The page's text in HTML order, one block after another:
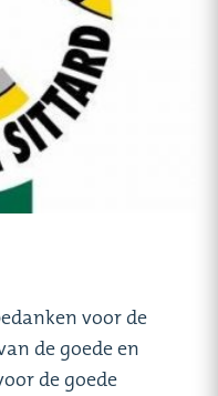
voor de
de goede en
de goede